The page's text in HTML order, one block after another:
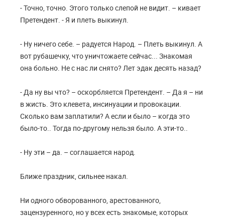
- Точно, точно. Этого только слепой не видит. – кивает
Претендент. - Я и плеть выкинул.
- Ну ничего себе. – радуется Народ. – Плеть выкинул. А
вот рубашечку, что уничтожаете сейчас... Знакомая
она больно. Не с нас ли снято? Лет эдак десять назад?
- Да ну вы что? – оскорбляется Претендент. – Да я – ни
в жисть. Это клевета, инсинуации и провокации.
Сколько вам заплатили? А если и было – когда это
было-то.. Тогда по-другому нельзя было. А эти-то..
- Ну эти – да. – соглашается народ.
Ближе праздник, сильнее накал.
Ни одного обворованного, арестованного,
зацензуренного, но у всех есть знакомые, которых